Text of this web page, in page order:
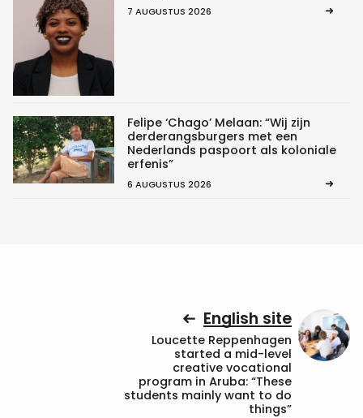
7 AUGUSTUS 2026
Felipe ‘Chago’ Melaan: “Wij zijn
derderangsburgers met een
Nederlands paspoort als koloniale
erfenis”
6 AUGUSTUS 2026
English site
Loucette Reppenhagen
started a mid-level
creative vocational
program in Aruba: “These
students mainly want to do
things”